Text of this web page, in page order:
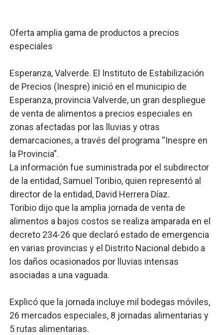
Fellito Suberví inspecciona obras en las “villas” y
UNTC inicia ofensiva para recuperar fuerza gremial
PRM escogerá este domingo su nueva cúpula
Oferta amplia gama de productos a precios
especiales
Esperanza, Valverde. El Instituto de Estabilización
de Precios (Inespre) inició en el municipio de
Esperanza, provincia Valverde, un gran despliegue
de venta de alimentos a precios especiales en
zonas afectadas por las lluvias y otras
demarcaciones, a través del programa “Inespre en
la Provincia”.
La información fue suministrada por el subdirector
de la entidad, Samuel Toribio, quien representó al
director de la entidad, David Herrera Díaz.
Toribio dijo que la amplia jornada de venta de
alimentos a bajos costos se realiza amparada en el
decreto 234-26 que declaró estado de emergencia
en varias provincias y el Distrito Nacional debido a
los daños ocasionados por lluvias intensas
asociadas a una vaguada.
Explicó que la jornada incluye mil bodegas móviles,
26 mercados especiales, 8 jornadas alimentarias y
5 rutas alimentarias.